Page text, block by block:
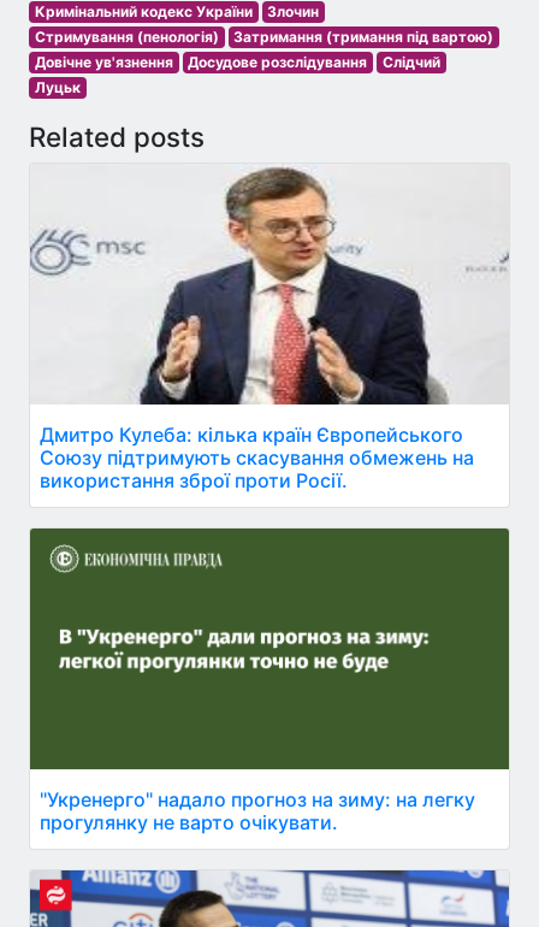
Кримінальний кодекс України
Злочин
Стримування (пенологія)
Затримання (тримання під вартою)
Довічне ув'язнення
Досудове розслідування
Слідчий
Луцьк
Related posts
Дмитро Кулеба: кілька країн Європейського
Союзу підтримують скасування обмежень на
використання зброї проти Росії.
"Укренерго" надало прогноз на зиму: на легку
прогулянку не варто очікувати.